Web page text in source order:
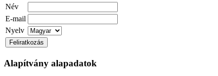
Név
E-mail
Nyelv
Alapítvány alapadatok